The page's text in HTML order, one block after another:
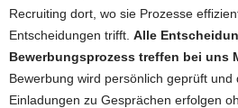
Recruiting dort, wo sie Prozesse
Entscheidungen trifft. Alle
Bewerbungsprozess treffen bei uns
Bewerbung wird persönlich geprüft und
Einladungen zu Gesprächen erfolgen